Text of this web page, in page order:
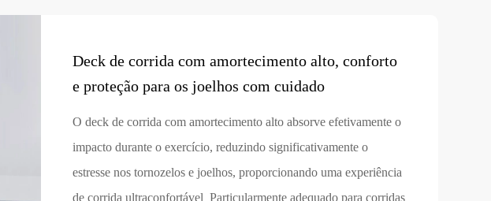
Deck de corrida com amortecimento alto, conforto
e proteção para os joelhos com cuidado
O deck de corrida com amortecimento alto absorve efetivamente o
impacto durante o exercício, reduzindo significativamente o
estresse nos tornozelos e joelhos, proporcionando uma experiência
de corrida ultraconfortável Particularmente adequado para corridas